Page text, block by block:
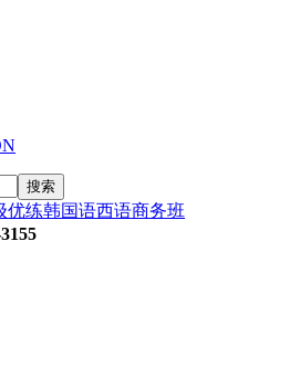
搜索
优练韩国语西语商务班